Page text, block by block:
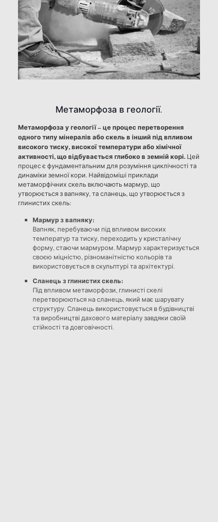
Метаморфоза в геології.
Метаморфоза у геології – це процес перетворення
одного типу мінералів або скель в інший під впливом
високого тиску, високої температури або хімічної
активності, що відбувається глибоко в земній корі.Цей
процес є фундаментальним для розуміння циклічності та
динаміки земної кори. Найвідоміші приклади
метаморфічних скель включають мармур, що
утворюється з вапняку, та сланець, що утворюється з
глинистих скель:
Мармур з вапняку:
Вапняк, перебуваючи під впливом високих
температур та тиску, переходить у кристалічну
форму, стаючи мармуром. Мармур характеризується
своєю міцністю, різноманітністю кольорів та
використовується в скульптурі та архітектурі.
Сланець з глинистих скель:
Під впливом метаморфози, глинисті скелі
перетворюються на сланець, який має шарувату
структуру. Сланець використовується в будівництві
та виробництві дахового матеріалу завдяки своїй
стійкості та довговічності.